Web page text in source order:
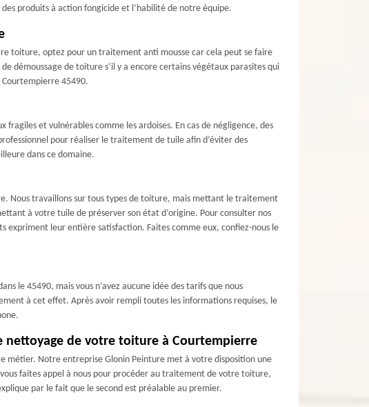
produits à action fongicide et l’habilité de notre équipe.
toiture, optez pour un traitement anti mousse car cela peut se faire
démoussage de toiture s’il y a encore certains végétaux parasites qui
Courtempierre 45490.
et vulnérables comme les ardoises. En cas de négligence, des
pour réaliser le traitement de tuile afin d’éviter des
dans ce domaine.
Nous travaillons sur tous types de toiture, mais mettant le traitement
à votre tuile de préserver son état d’origine. Pour consulter nos
expriment leur entière satisfaction. Faites comme eux, confiez-nous le
le 45490, mais vous n’avez aucune idée des tarifs que nous
à cet effet. Après avoir rempli toutes les informations requises, le
nettoyage de votre toiture à Courtempierre
métier. Notre entreprise Glonin Peinture met à votre disposition une
faites appel à nous pour procéder au traitement de votre toiture,
par le fait que le second est préalable au premier.